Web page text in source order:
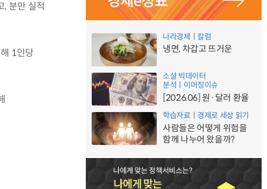
, 분만 실적
1인당
나라경제ㅣ칼럼
냉면, 차갑고 뜨거운
소셜 빅데이터
분석ㅣ이머징이슈
[2026.06] 원·달러 환율
학습자료ㅣ경제로 세상 읽기
사람들은 어떻게 위험을
함께 나누어 왔을까?